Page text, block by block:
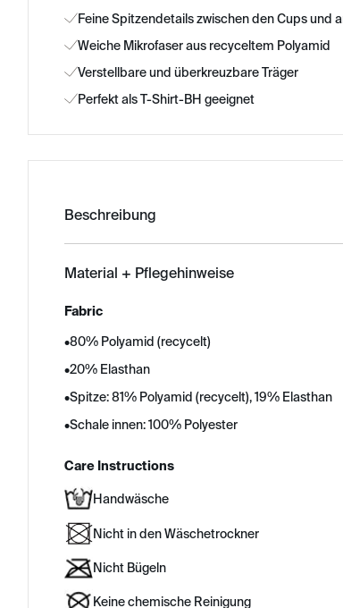
Feine Spitzendetails zwischen den Cups und
Weiche Mikrofaser aus recyceltem Polyamid
Verstellbare und überkreuzbare Träger
Perfekt als T-Shirt-BH geeignet
Beschreibung
Material + Pflegehinweise
Fabric
•80% Polyamid (recycelt)
•20% Elasthan
•Spitze: 81% Polyamid (recycelt), 19% Elasthan
•Schale innen: 100% Polyester
Care Instructions
Handwäsche
Nicht in den Wäschetrockner
Nicht Bügeln
Keine chemische Reinigung